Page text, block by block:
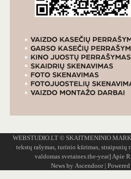
WEBSTUDIO.LT © SKAITMENINIO
tekstų rašymas, turinio kūrimas, straipsnių
valdomas svetaines.the-year]Apie
News by Ascendoor|